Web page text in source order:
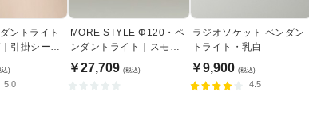
ントライト
引掛シーリ
込)
5.0
MORE STYLE Φ120・ペ
ンダントライト｜スモー
クガラス
￥27,709 (税込)
ラジオソケット ペンダン
トライト・乳白
￥9,900 (税込)
4.5